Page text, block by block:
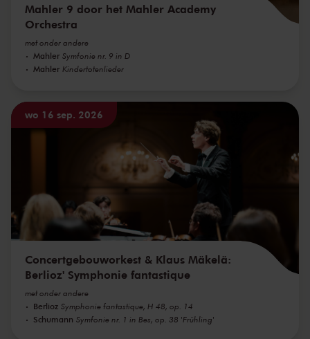
Mahler 9 door het Mahler Academy
Orchestra
met onder andere
Mahler Symfonie nr. 9 in D
Mahler Kindertotenlieder
wo 16 sep. 2026
Concertgebouworkest & Klaus Mäkelä:
Berlioz' Symphonie fantastique
met onder andere
Berlioz Symphonie fantastique, H 48, op. 14
Schumann Symfonie nr. 1 in Bes, op. 38 'Frühling'